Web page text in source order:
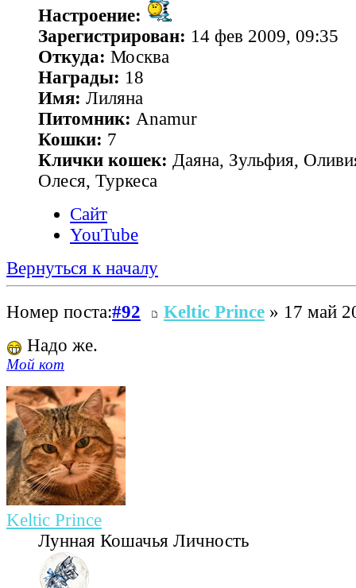
Настроение:
Зарегистрирован: 14 фев 2009, 09:35
Откуда: Москва
Награды: 18
Имя: Лиляна
Питомник: Anamur
Кошки: 7
Клички кошек: Даяна, Зульфия,
Олеся, Туркеса
Сайт
YouTube
Вернуться к началу
Номер поста:#92 Keltic Prince » 17 май
Надо же.
Мой кот
Keltic Prince
Лунная Кошачья Личность